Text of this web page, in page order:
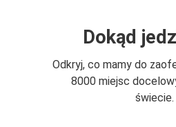
Dokąd
Odkryj, co mamy do
8000 miejsc
świecie.